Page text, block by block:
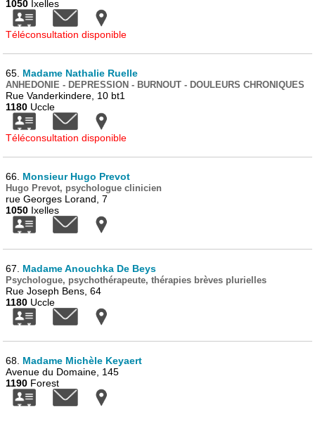
1050 Ixelles
Téléconsultation disponible
65. Madame Nathalie Ruelle
ANHEDONIE - DEPRESSION - BURNOUT - DOULEURS CHRONIQUES
Rue Vanderkindere, 10 bt1
1180 Uccle
Téléconsultation disponible
66. Monsieur Hugo Prevot
Hugo Prevot, psychologue clinicien
rue Georges Lorand, 7
1050 Ixelles
67. Madame Anouchka De Beys
Psychologue, psychothérapeute, thérapies brèves plurielles
Rue Joseph Bens, 64
1180 Uccle
68. Madame Michèle Keyaert
Avenue du Domaine, 145
1190 Forest